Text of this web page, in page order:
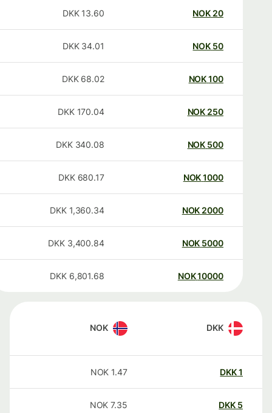
20
NOK
13.60
DKK
50
NOK
34.01
DKK
100
NOK
68.02
DKK
250
NOK
170.04
DKK
500
NOK
340.08
DKK
1000
NOK
680.17
DKK
2000
NOK
1,360.34
DKK
5000
NOK
3,400.84
DKK
10000
NOK
6,801.68
DKK
DKK
NOK
DKK
1.47
NOK
DKK
7.35
NOK